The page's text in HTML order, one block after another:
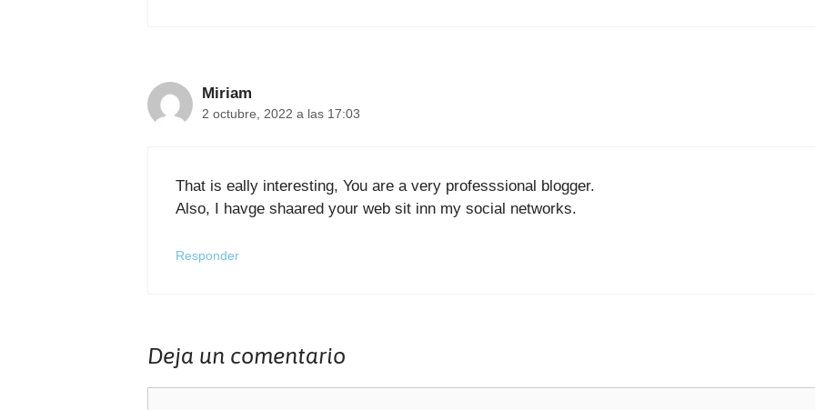
Miriam
2 octubre, 2022 a las 17:03
That is eally interesting, You are a very professsional blogger.
Also, I havge shaared your web sit inn my social networks.
Responder
Deja un comentario